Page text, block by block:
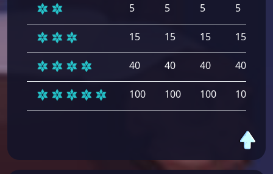
5 5 5 5
15 15 15 15
40 40 40 40
100 100 100 100